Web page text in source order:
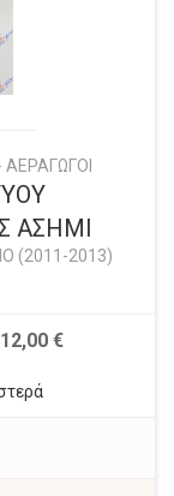
ΑΣΗΜΙ
(2011-2013)
12,00 €